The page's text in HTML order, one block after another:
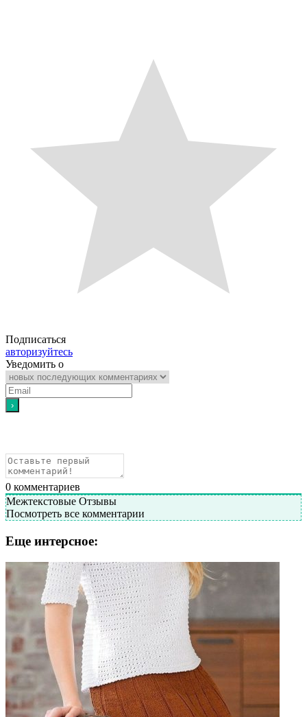
Подписаться
авторизуйтесь
Уведомить о
0 комментариев
Межтекстовые Отзывы
Посмотреть все комментарии
Еще интерсное: